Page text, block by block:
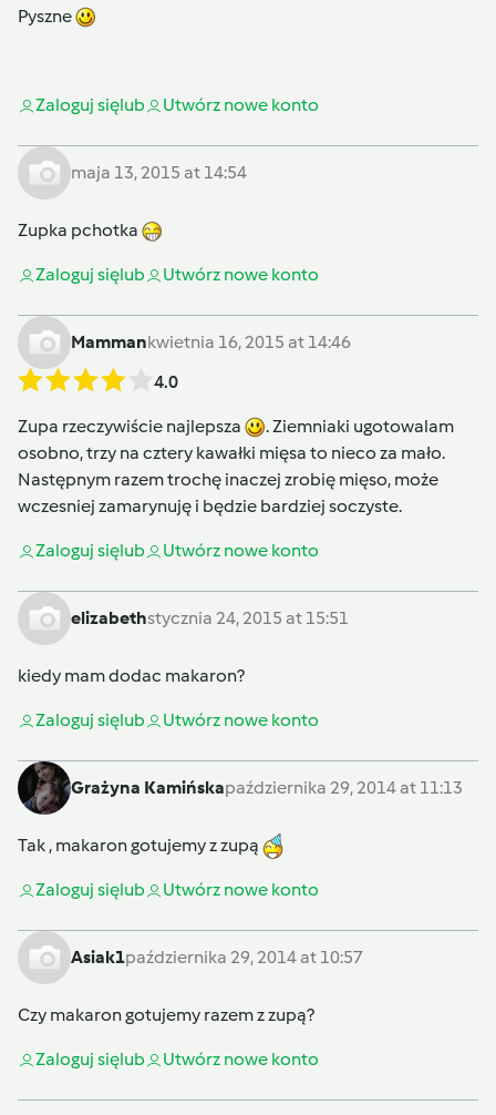
Pyszne
Zaloguj sięlub Utwórz nowe konto
maja 13, 2015 at 14:54
Zupka pchotka
Zaloguj sięlub Utwórz nowe konto
Mammankwietnia 16, 2015 at 14:46
4.0
Zupa rzeczywiście najlepsza
. Ziemniaki ugotowalam
osobno, trzy na cztery kawałki mięsa to nieco za mało.
Następnym razem trochę inaczej zrobię mięso, może
wczesniej zamarynuję i będzie bardziej soczyste.
Zaloguj sięlub Utwórz nowe konto
elizabethstycznia 24, 2015 at 15:51
kiedy mam dodac makaron?
Zaloguj sięlub Utwórz nowe konto
Grażyna Kamińskapaździernika 29, 2014 at 11:13
Tak , makaron gotujemy z zupą
Zaloguj sięlub Utwórz nowe konto
Asiak1października 29, 2014 at 10:57
Czy makaron gotujemy razem z zupą?
Zaloguj sięlub Utwórz nowe konto